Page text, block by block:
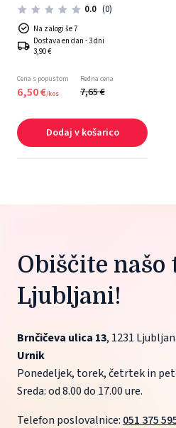
0.0 (0)
Na zalogi še 7
Dostava en dan - 3 dni
3,90 €
Cena s popustom
6,50€/kos
Redna cena
7,65€
Dodaj v košarico
Obiščite
Ljubljani!
Brnčičeva ulica 13, 1231
Urnik
Ponedeljek, torek, četrtek in
Sreda: od 8.00 do 17.00 ure.
Telefon poslovalnice: 051 375